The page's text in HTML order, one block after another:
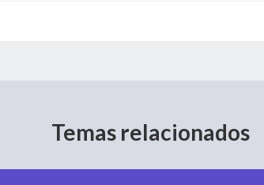
Temas relacionados